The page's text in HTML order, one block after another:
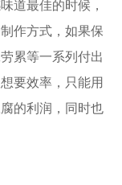
道最佳的时候，
作方式，如果保
累等一系列付出
要效率，只能用
的利润，同时也